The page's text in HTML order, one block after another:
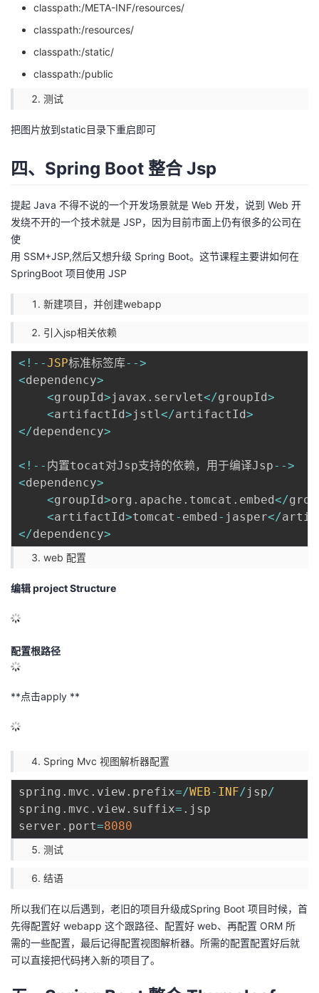
classpath:/META-INF/resources/
classpath:/resources/
classpath:/static/
classpath:/public
测试
把图片放到static目录下重启即可
四、Spring Boot 整合 Jsp
提起 Java 不得不说的一个开发场景就是 Web 开发，说到 Web 开
发绕不开的一个技术就是 JSP，因为目前市面上仍有很多的公司在
使
用 SSM+JSP,然后又想升级 Spring Boot。这节课程主要讲如何在
SpringBoot 项目使用 JSP
新建项目，并创建webapp
引入jsp相关依赖
< ! --JSP标准标签库-->
<dependency>
<groupId>javax . servlet</groupId>
<artifactId>jstl </artifactId>
</dependency>
< ! -- 内置tocat对Jsp支持的依赖，用于编译Jsp-->
<dependency>
<groupId>org . apache . tomcat . embed</
<artifactId>tomcat - embed - jasper</
</dependency>
web 配置
编辑 project Structure
配置根路径
**点击apply **
Spring Mvc 视图解析器配置
spring . mvc . view. prefix=/WEB- INF/jsp/
spring . mvc . view. suffix= . jsp
server . port=8080
测试
结语
所以我们在以后遇到，老旧的项目升级成Spring Boot 项目时候，首
先得配置好 webapp 这个跟路径、配置好 web、再配置 ORM 所
需的一些配置，最后记得配置视图解析器。所需的配置配置好后就
可以直接把代码拷入新的项目了。